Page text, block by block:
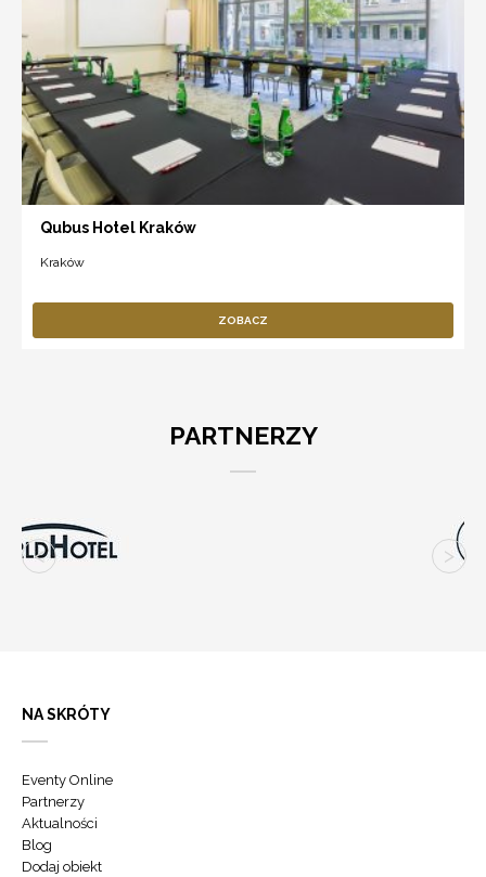
Qubus Hotel Kraków
Kraków
ZOBACZ
PARTNERZY
NA SKRÓTY
Eventy Online
Partnerzy
Aktualności
Blog
Dodaj obiekt